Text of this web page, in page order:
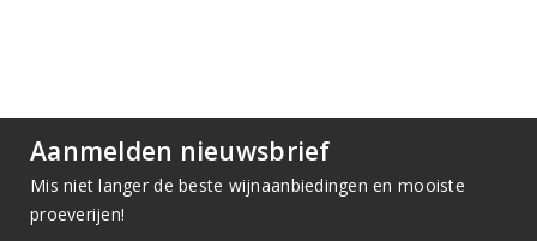
Aanmelden nieuwsbrief
Mis niet langer de beste wijnaanbiedingen en mooiste
proeverijen!